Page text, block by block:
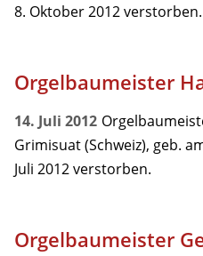
8. Oktober 2012 verstorben.
Orgelbaumeister
14. Juli 2012
Grimisuat (Schweiz), geb.
Juli 2012 verstorben.
Orgelbaumeister